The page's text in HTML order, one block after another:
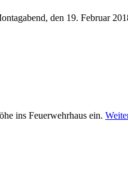
den 19. Februar
ins Feuerwehrhaus ein.